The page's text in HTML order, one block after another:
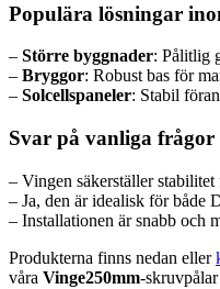
Populära lösningar
– Större byggnader: Pålitlig
– Bryggor: Robust bas för
– Solcellspaneler: Stabil
Svar på vanliga frågor
– Vingen säkerställer
– Ja, den är idealisk för både
– Installationen är snabb och
Produkterna finns nedan eller
våra Vinge250mm-